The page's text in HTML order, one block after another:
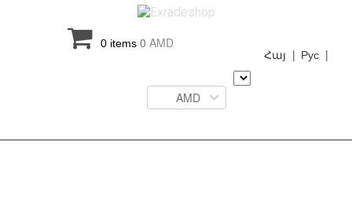
0 items 0 AMD
Рус |
Հայ |
AMD